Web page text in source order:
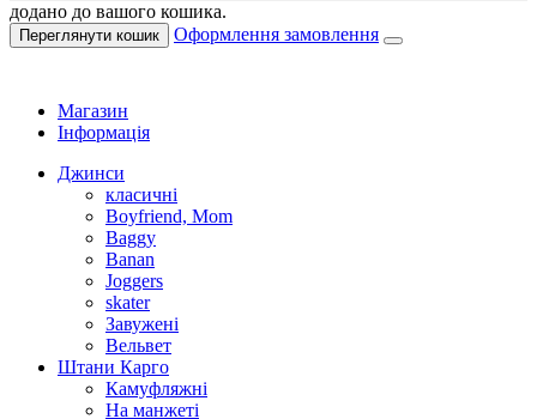
додано до вашого кошика.
Переглянути кошик Оформлення замовлення
Магазин
Інформація
Джинси
класичні
Boyfriend, Mom
Baggy
Banan
Joggers
skater
Завужені
Вельвет
Штани Карго
Камуфляжні
На манжеті